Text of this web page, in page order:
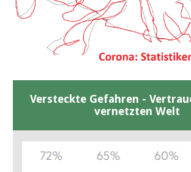
Versteckte Gefahren -
vernetzten Welt